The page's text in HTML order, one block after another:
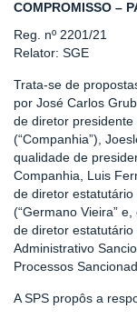
COMPROMISSO –
Reg. nº 2201/21
Relator: SGE
Trata-se de
por José Carlos
de diretor presidente
(“Companhia”),
qualidade de
Companhia, Luis
de diretor
(“Germano Vieira”
de diretor
Administrativo
Processos
A SPS propôs a